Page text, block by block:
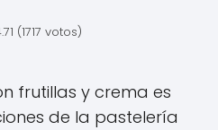
(1717 votos)
frutillas y crema es
de la pastelería